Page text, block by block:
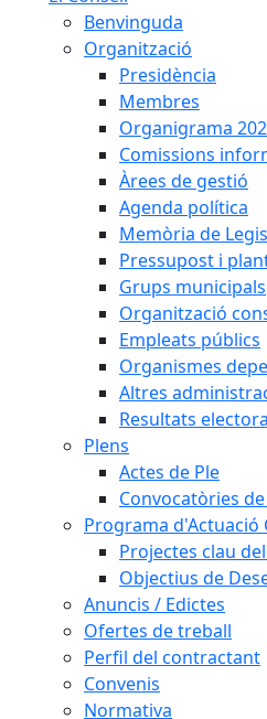
Benvinguda
Organització
Presidència
Membres
Organigrama
Comissions
Àrees de gestió
Agenda política
Memòria de
Pressupost i
Grups municipals
Organització
Empleats públics
Organismes
Altres
Resultats
Plens
Actes de Ple
Convocatòries
Programa d'Actuació
Projectes clau del
Objectius de
Anuncis / Edictes
Ofertes de treball
Perfil del contractant
Convenis
Normativa